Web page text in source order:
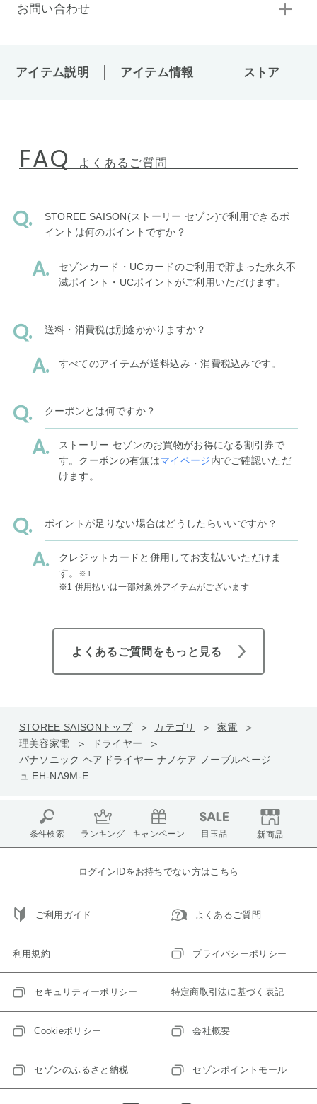
お問い合わせ
アイテム説明 アイテム情報 ストア
FAQ よくあるご質問
STOREE SAISON(ストーリー セゾン)で利用できるポ
イントは何のポイントですか？
セゾンカード・UCカードのご利用で貯まった永久不
滅ポイント・UCポイントがご利用いただけます。
送料・消費税は別途かかりますか？
すべてのアイテムが送料込み・消費税込みです。
クーポンとは何ですか？
ストーリー セゾンのお買物がお得になる割引券で
す。クーポンの有無はマイページ内でご確認いただ
けます。
ポイントが足りない場合はどうしたらいいですか？
クレジットカードと併用してお支払いいただけま
す。
※1
※1 併用払いは一部対象外アイテムがございます
よくあるご質問をもっと見る
STOREE SAISONトップ カテゴリ
家電
理美容家電
ドライヤー
パナソニック ヘアドライヤー ナノケア ノーブルベージ
ュ EH-NA9M-E
条件検索 ランキング キャンペーン 目玉品 新商品
ログインIDをお持ちでない方はこちら
ご利用ガイド よくあるご質問
利用規約 プライバシーポリシー
セキュリティーポリシー 特定商取引法に基づく表記
Cookieポリシー 会社概要
セゾンのふるさと納税 セゾンポイントモール